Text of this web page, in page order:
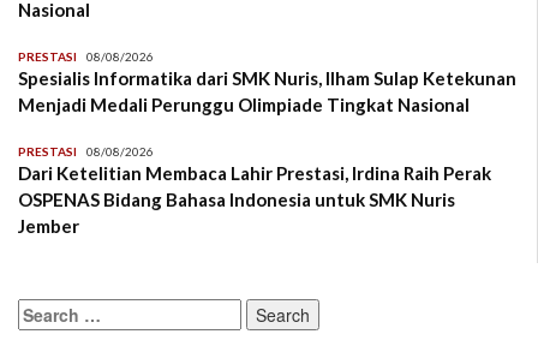
Nasional
PRESTASI 08/08/2026
Spesialis Informatika dari SMK Nuris, Ilham Sulap Ketekunan
Menjadi Medali Perunggu Olimpiade Tingkat Nasional
PRESTASI 08/08/2026
Dari Ketelitian Membaca Lahir Prestasi, Irdina Raih Perak
OSPENAS Bidang Bahasa Indonesia untuk SMK Nuris
Jember
Search
for: